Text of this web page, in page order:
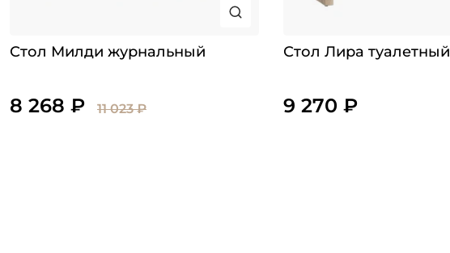
Стол Милди журнальный
8 268 ₽ 11 023 ₽
Стол Лира туалетный
9 270 ₽